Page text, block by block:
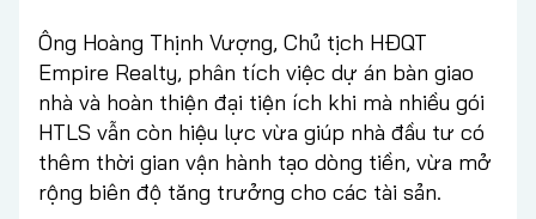
Ông Hoàng Thịnh Vượng, Chủ tịch HĐQT
Empire Realty, phân tích việc dự án bàn giao
nhà và hoàn thiện đại tiện ích khi mà nhiều gói
HTLS vẫn còn hiệu lực vừa giúp nhà đầu tư có
thêm thời gian vận hành tạo dòng tiền, vừa mở
rộng biên độ tăng trưởng cho các tài sản.